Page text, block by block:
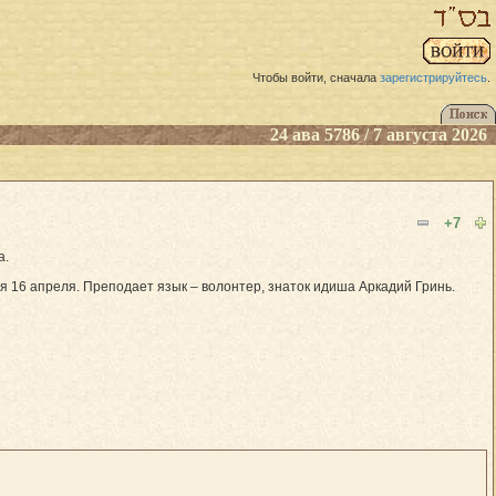
Чтобы войти, сначала зарегистрируйтесь.
24 ава 5786 / 7 августа 2026
+7
апреля. Преподает язык – волонтер, знаток идиша Аркадий Гринь.